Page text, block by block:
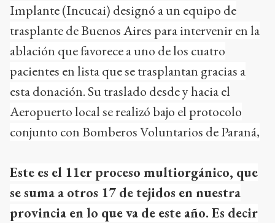
Implante (Incucai) designó a un equipo de
trasplante de Buenos Aires para intervenir en la
ablación que favorece a uno de los cuatro
pacientes en lista que se trasplantan gracias a
esta donación. Su traslado desde y hacia el
Aeropuerto local se realizó bajo el protocolo
conjunto con Bomberos Voluntarios de Paraná,
Este es el 11er proceso multiorgánico, que
se suma a otros 17 de tejidos en nuestra
provincia en lo que va de este año. Es decir